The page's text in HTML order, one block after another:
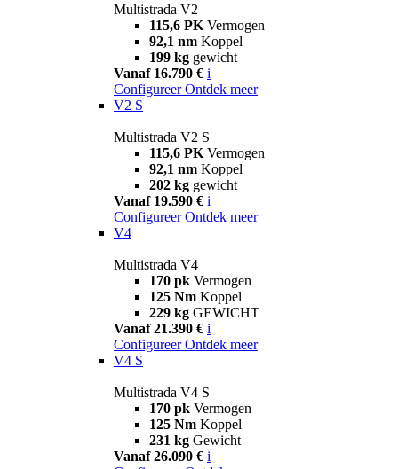
Multistrada V2
115,6 PK Vermogen
92,1 nm Koppel
199 kg gewicht
Vanaf 16.790 € i
Configureer Ontdek meer
V2 S
Multistrada V2 S
115,6 PK Vermogen
92,1 nm Koppel
202 kg gewicht
Vanaf 19.590 € i
Configureer Ontdek meer
V4
Multistrada V4
170 pk Vermogen
125 Nm Koppel
229 kg GEWICHT
Vanaf 21.390 € i
Configureer Ontdek meer
V4 S
Multistrada V4 S
170 pk Vermogen
125 Nm Koppel
231 kg Gewicht
Vanaf 26.090 € i